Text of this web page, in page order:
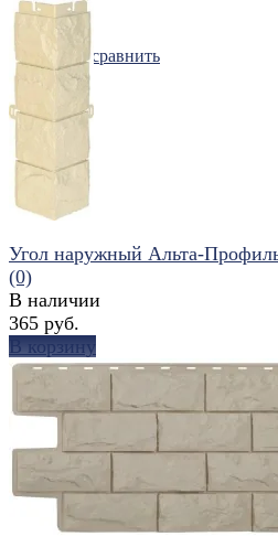
избранное сравнить
избранное сравнить
Угол наружный Альта-
(0)
В наличии
365 руб.
В корзину